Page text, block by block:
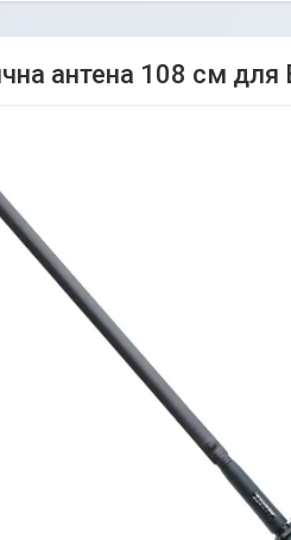
антена 108 см для